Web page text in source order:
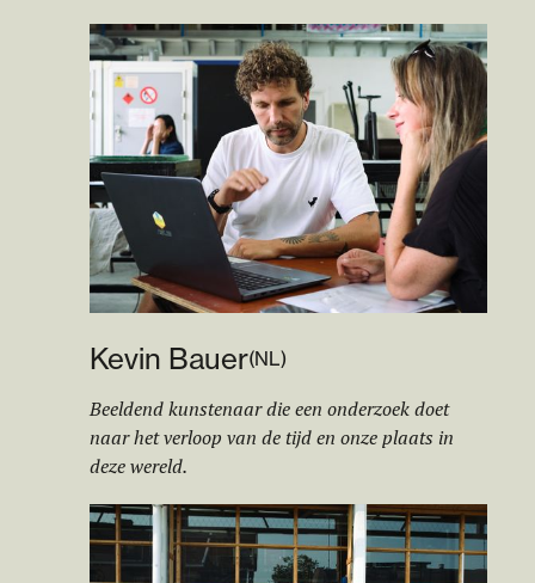
Kevin Bauer(NL)
Beeldend kunstenaar die een onderzoek doet
naar het verloop van de tijd en onze plaats in
deze wereld.